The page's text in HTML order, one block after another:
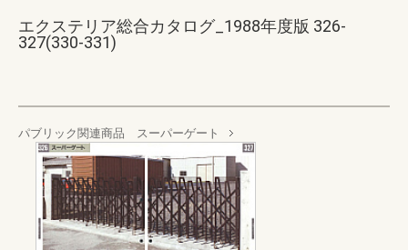
エクステリア総合カタログ_1988年度版 326-
327(330-331)
パブリック関連商品 スーパーゲート